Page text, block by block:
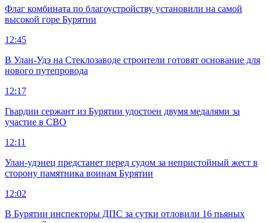
Флаг комбината по благоустройству установили на самой
высокой горе Бурятии
12:45
В Улан-Удэ на Стеклозаводе строители готовят основание для
нового путепровода
12:17
Гвардии сержант из Бурятии удостоен двумя медалями за
участие в СВО
12:11
Улан-удэнец предстанет перед судом за непристойный жест в
сторону памятника воинам Бурятии
12:02
В Бурятии инспекторы ДПС за сутки отловили 16 пьяных